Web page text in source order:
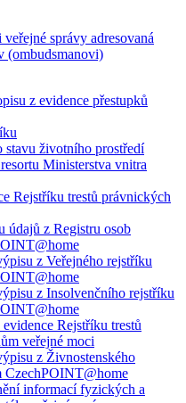
správy adresovaná
(ombudsmanovi)
z evidence přestupků
životního prostředí
Ministerstva vnitra
Rejstříku trestů právnických
údajů z Registru osob
z Veřejného rejstříku
z Insolvenčního rejstříku
Rejstříku trestů
veřejné moci
z Živnostenského
CzechPOINT@home
informací fyzických a